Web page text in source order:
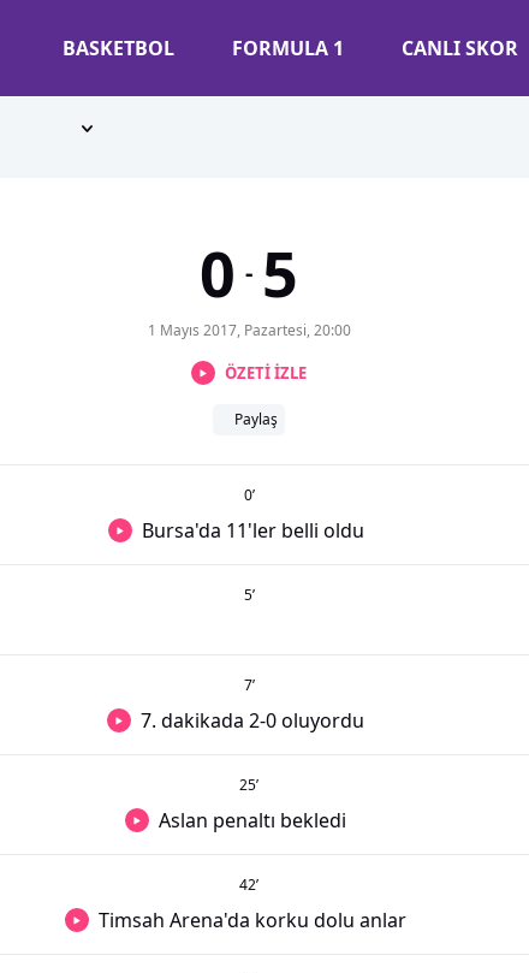
BASKETBOL FORMULA 1 CANLI SKOR
0 - 5
1 Mayıs 2017, Pazartesi, 20:00
ÖZETİ İZLE
Paylaş
0’
Bursa'da 11'ler belli oldu
5’
7’
7. dakikada 2-0 oluyordu
25’
Aslan penaltı bekledi
42’
Timsah Arena'da korku dolu anlar